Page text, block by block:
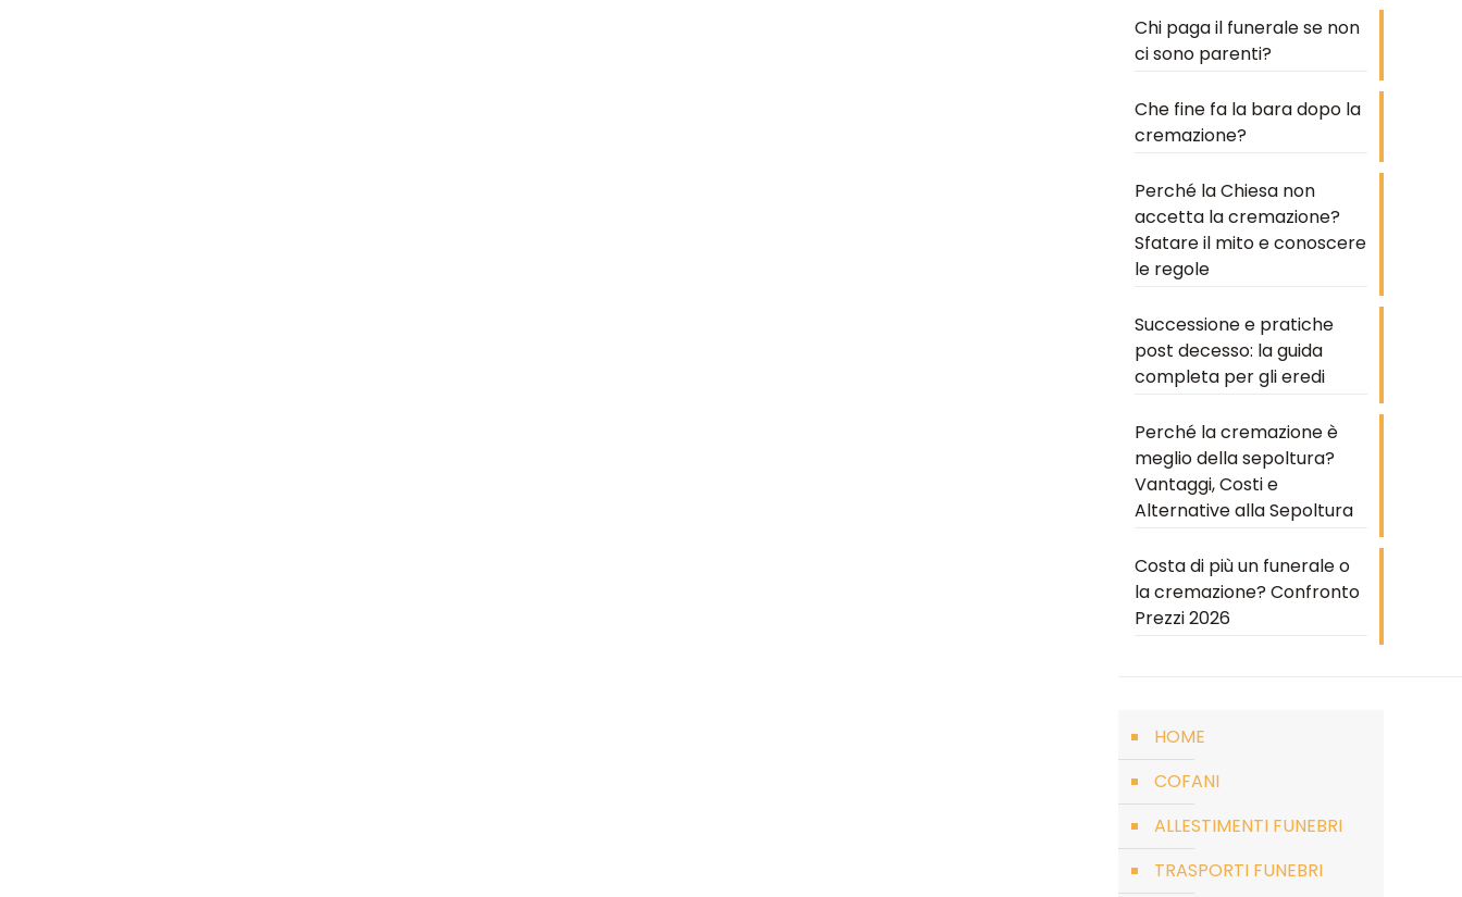
Chi paga il funerale se non
ci sono parenti?
Che fine fa la bara dopo la
cremazione?
Perché la Chiesa non
accetta la cremazione?
Sfatare il mito e conoscere
le regole
Successione e pratiche
post decesso: la guida
completa per gli eredi
Perché la cremazione è
meglio della sepoltura?
Vantaggi, Costi e
Alternative alla Sepoltura
Costa di più un funerale o
la cremazione? Confronto
Prezzi 2026
HOME
COFANI
ALLESTIMENTI FUNEBRI
TRASPORTI FUNEBRI